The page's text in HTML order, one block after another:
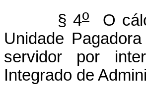
§ 4o
O
Unidade
servidor por
Integrado de